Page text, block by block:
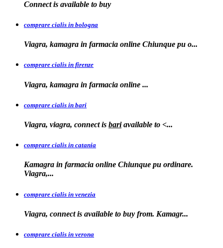
Connect is available to buy
comprare cialis in bologna
Viagra, kamagra in farmacia online Chiunque pu o...
comprare cialis in firenze
Viagra, kamagra in farmacia online ...
comprare cialis in bari
Viagra, viagra, connect is bariavailable to <...
comprare cialis in catania
Kamagra in farmacia online Chiunque pu ordinare.
Viagra,...
comprare cialis in venezia
Viagra, connect is available to buy from. Kamagr...
comprare cialis in verona